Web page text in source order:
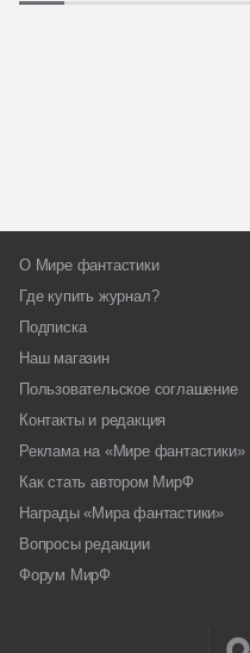
О Мире фантастики
Где купить журнал?
Подписка
Наш магазин
Пользовательское соглашение
Контакты и редакция
Реклама на «Мире фантастики»
Как стать автором МирФ
Награды «Мира фантастики»
Вопросы редакции
Форум МирФ